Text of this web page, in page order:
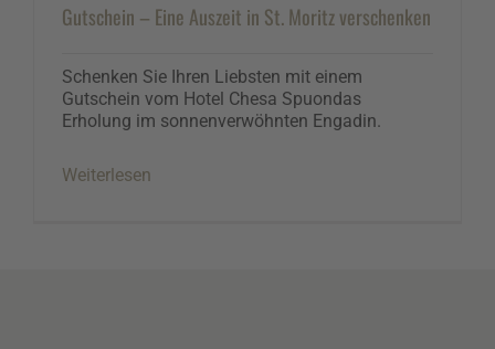
Gutschein – Eine Auszeit in St. Moritz verschenken
Schenken Sie Ihren Liebsten mit einem
Gutschein vom Hotel Chesa Spuondas
Erholung im sonnenverwöhnten Engadin.
Weiterlesen